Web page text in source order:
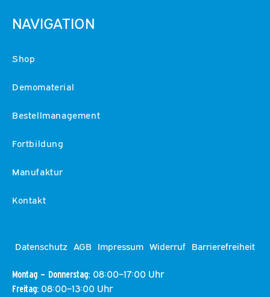
NAVIGATION
Shop
Demomaterial
Bestellmanagement
Fortbildung
Manufaktur
Kontakt
Datenschutz AGB Impressum Widerruf Barrierefreiheit
Montag – Donnerstag: 08:00–17:00 Uhr
Freitag: 08:00–13:00 Uhr